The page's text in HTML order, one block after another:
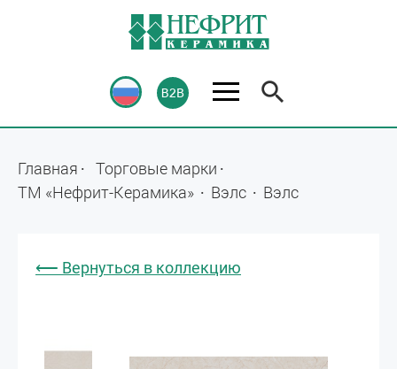
Главная
Торговые марки
ТМ «Нефрит-Керамика»
Вэлс Вэлс
⟵ Вернуться в коллекцию